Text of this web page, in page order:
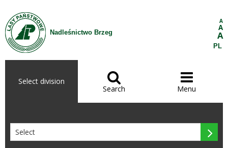
Skip to Content
Nadleśnictwo Brzeg
A
A
A
PL
Select division 
Search

Menu
